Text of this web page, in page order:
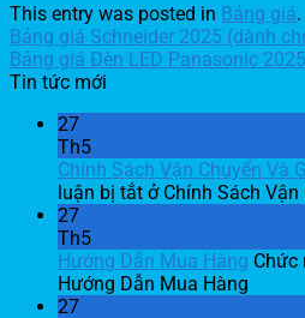
This entry was posted in Bảng giá
Bảng giá Schneider 2025 (dành
Bảng giá Đèn LED Panasonic 2025
Tin tức mới
27
Th5
Chính Sách Vận Chuyển Và
luận bị tắt ở Chính Sách Vận
27
Th5
Hướng Dẫn Mua Hàng Chức
Hướng Dẫn Mua Hàng
27